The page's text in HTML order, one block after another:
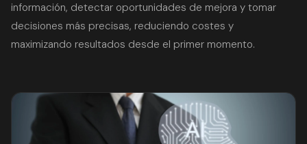
información, detectar oportunidades de mejora y tomar
decisiones más precisas, reduciendo costes y
maximizando resultados desde el primer momento.